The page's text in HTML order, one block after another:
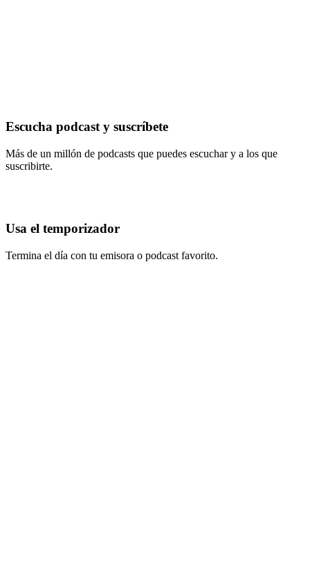
Escucha podcast y suscríbete
Más de un millón de podcasts que puedes escuchar y a los que
suscribirte.
Usa el temporizador
Termina el día con tu emisora o podcast favorito.